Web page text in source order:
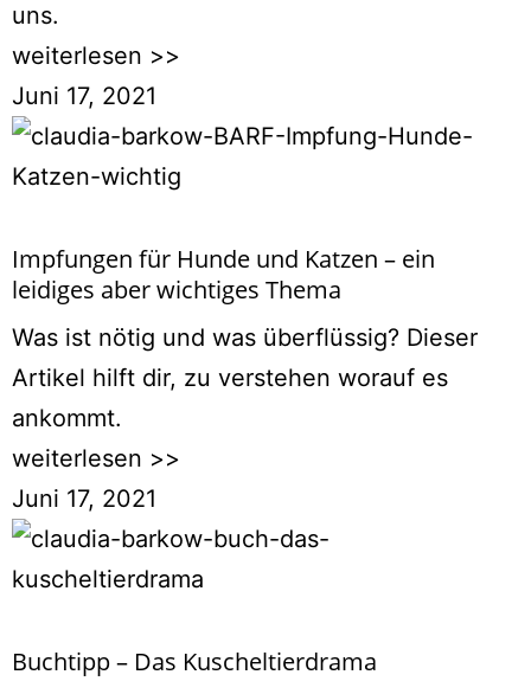
uns.
weiterlesen >>
Juni 17, 2021
Impfungen für Hunde und Katzen – ein
leidiges aber wichtiges Thema
Was ist nötig und was überflüssig? Dieser
Artikel hilft dir, zu verstehen worauf es
ankommt.
weiterlesen >>
Juni 17, 2021
Buchtipp – Das Kuscheltierdrama